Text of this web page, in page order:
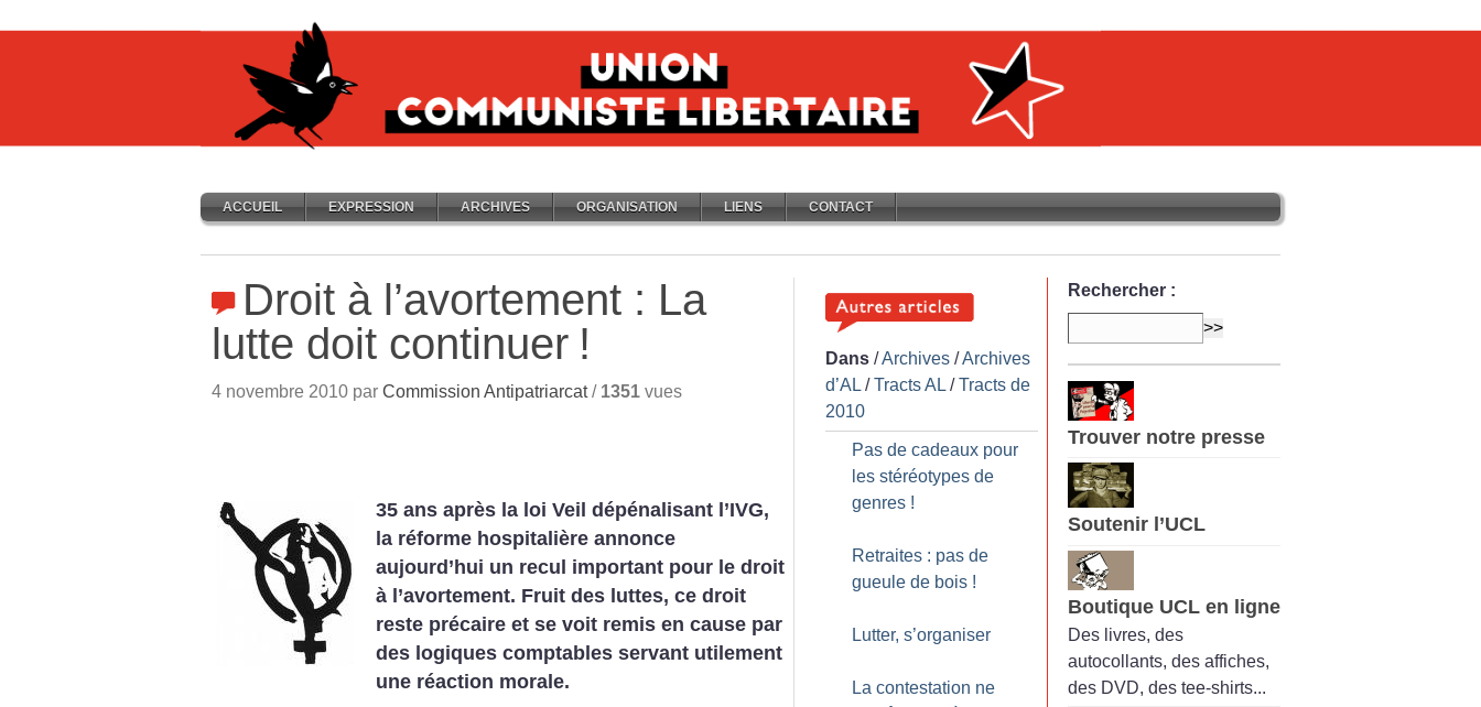
ACCUEIL EXPRESSION ARCHIVES ORGANISATION LIENS CONTACT
Droit à l’avortement : La
lutte doit continuer !
4 novembre 2010 par Commission Antipatriarcat/ 1351 vues
35 ans après la loi Veil dépénalisant l’IVG,
la réforme hospitalière annonce
aujourd’hui un recul important pour le droit
à l’avortement. Fruit des luttes, ce droit
reste précaire et se voit remis en cause par
des logiques comptables servant utilement
une réaction morale.
Dans /Archives /Archives
d’AL /Tracts AL /Tracts de
2010
Pas de cadeaux pour
les stéréotypes de
genres !
Retraites : pas de
gueule de bois !
Lutter, s’organiser
La contestation ne
Rechercher :
Trouver notre presse
Soutenir l’UCL
Boutique UCL en ligne
Des livres, des
autocollants, des affiches,
des DVD, des tee-shirts...